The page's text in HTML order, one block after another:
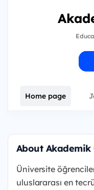
Home page
About Akademik
Üniversite
uluslararası en